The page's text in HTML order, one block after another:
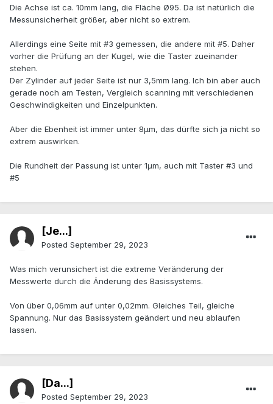
Die Achse ist ca. 10mm lang, die Fläche Ø95. Da ist natürlich die
Messunsicherheit größer, aber nicht so extrem.
Allerdings eine Seite mit #3 gemessen, die andere mit #5. Daher
vorher die Prüfung an der Kugel, wie die Taster zueinander
stehen.
Der Zylinder auf jeder Seite ist nur 3,5mm lang. Ich bin aber auch
gerade noch am Testen, Vergleich scanning mit verschiedenen
Geschwindigkeiten und Einzelpunkten.
Aber die Ebenheit ist immer unter 8µm, das dürfte sich ja nicht so
extrem auswirken.
Die Rundheit der Passung ist unter 1µm, auch mit Taster #3 und
#5
[Je...]
Posted September 29, 2023
Was mich verunsichert ist die extreme Veränderung der
Messwerte durch die Änderung des Basissystems.
Von über 0,06mm auf unter 0,02mm. Gleiches Teil, gleiche
Spannung. Nur das Basissystem geändert und neu ablaufen
lassen.
[Da...]
Posted September 29, 2023